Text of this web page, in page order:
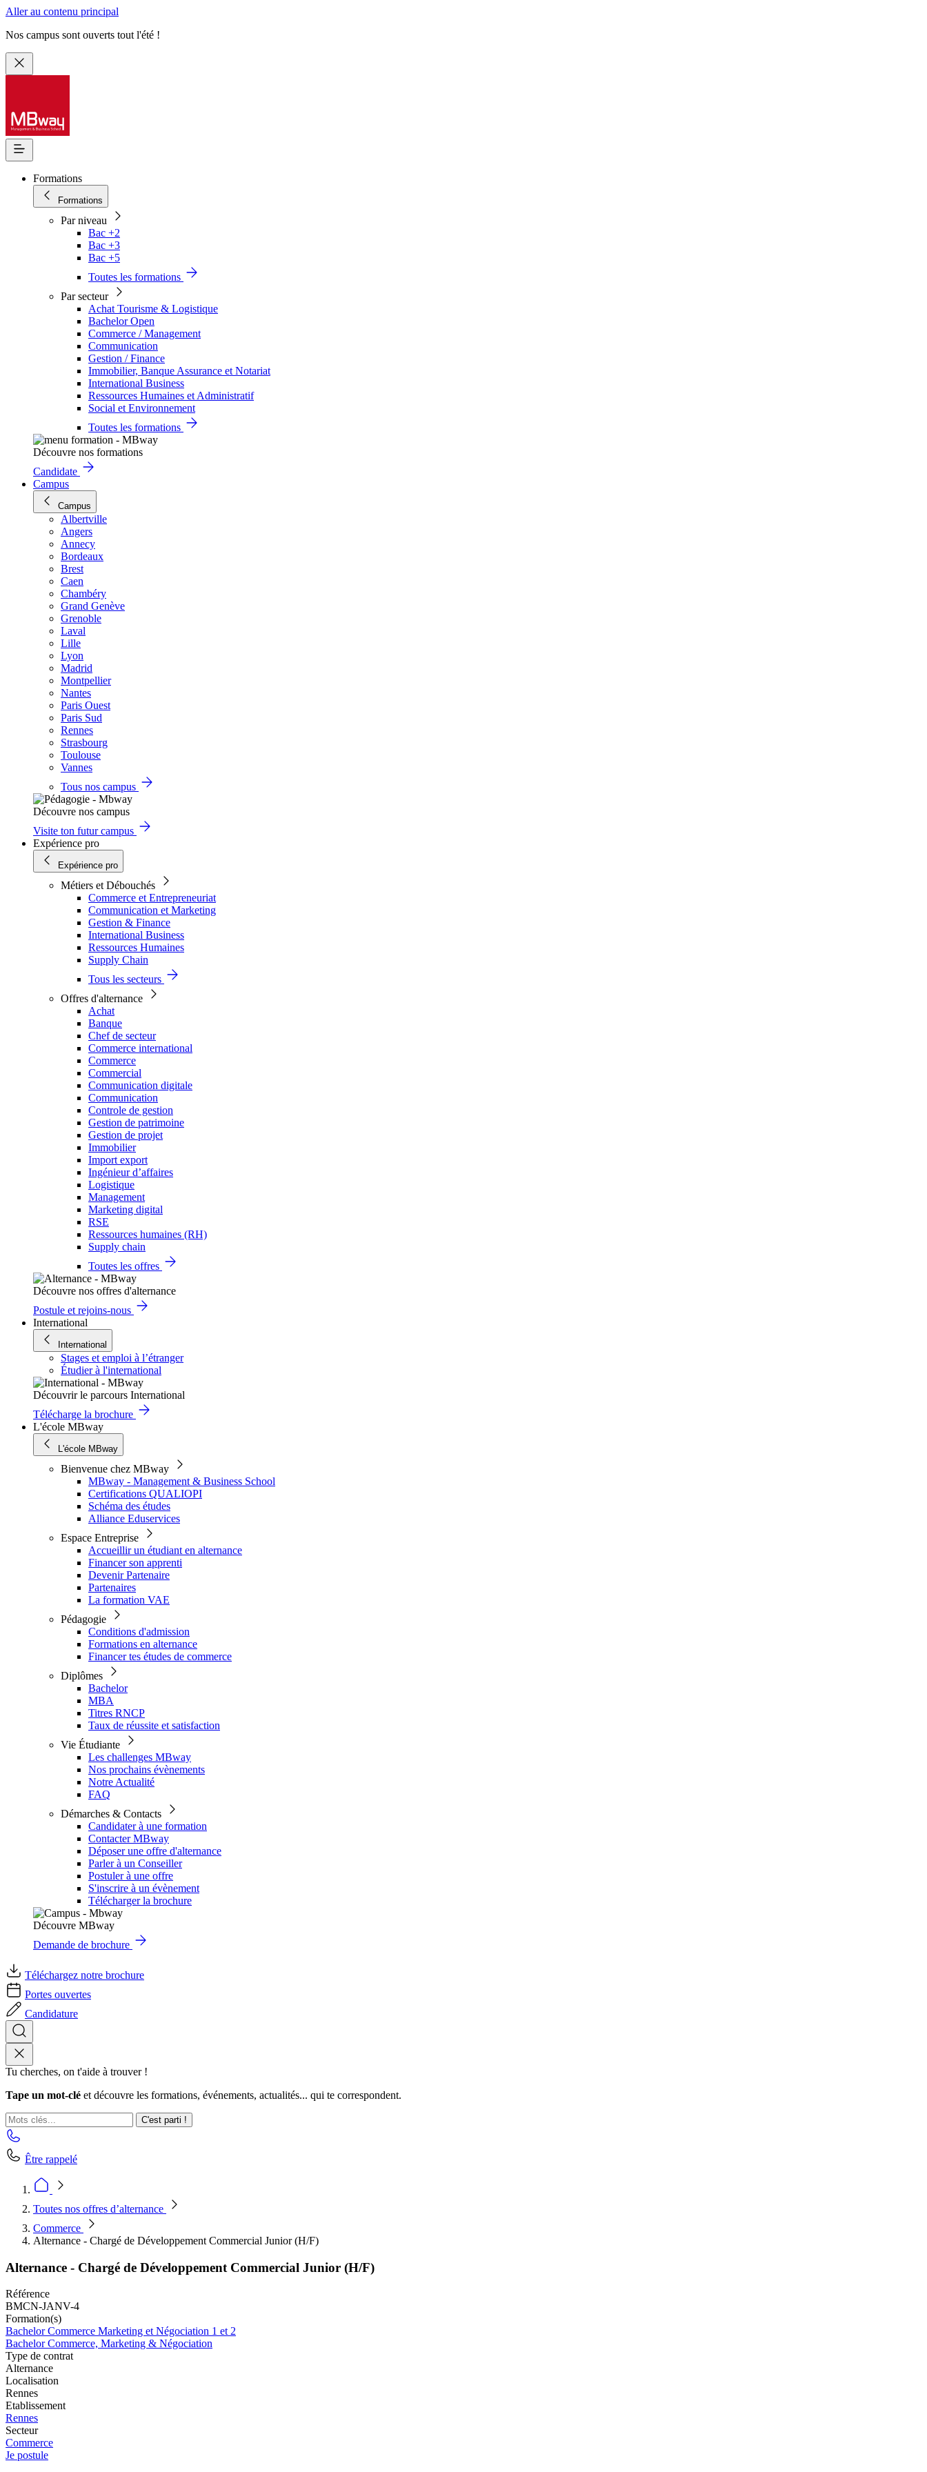
Aller au contenu principal
Nos campus sont ouverts tout l'été !
Formations
Formations
Par niveau
Bac +2
Bac +3
Bac +5
Toutes les formations
Par secteur
Achat Tourisme & Logistique
Bachelor Open
Commerce / Management
Communication
Gestion / Finance
Immobilier, Banque Assurance et Notariat
International Business
Ressources Humaines et Administratif
Social et Environnement
Toutes les formations
Découvre nos formations
Candidate
Campus
Campus
Albertville
Angers
Annecy
Bordeaux
Brest
Caen
Chambéry
Grand Genève
Grenoble
Laval
Lille
Lyon
Madrid
Montpellier
Nantes
Paris Ouest
Paris Sud
Rennes
Strasbourg
Toulouse
Vannes
Tous nos campus
Découvre nos campus
Visite ton futur campus
Expérience pro
Expérience pro
Métiers et Débouchés
Commerce et Entrepreneuriat
Communication et Marketing
Gestion & Finance
International Business
Ressources Humaines
Supply Chain
Tous les secteurs
Offres d'alternance
Achat
Banque
Chef de secteur
Commerce international
Commerce
Commercial
Communication digitale
Communication
Controle de gestion
Gestion de patrimoine
Gestion de projet
Immobilier
Import export
Ingénieur d’affaires
Logistique
Management
Marketing digital
RSE
Ressources humaines (RH)
Supply chain
Toutes les offres
Découvre nos offres d'alternance
Postule et rejoins-nous
International
International
Stages et emploi à l’étranger
Étudier à l'international
Découvrir le parcours International
Télécharge la brochure
L'école MBway
L'école MBway
Bienvenue chez MBway
MBway - Management & Business School
Certifications QUALIOPI
Schéma des études
Alliance Eduservices
Espace Entreprise
Accueillir un étudiant en alternance
Financer son apprenti
Devenir Partenaire
Partenaires
La formation VAE
Pédagogie
Conditions d'admission
Formations en alternance
Financer tes études de commerce
Diplômes
Bachelor
MBA
Titres RNCP
Taux de réussite et satisfaction
Vie Étudiante
Les challenges MBway
Nos prochains évènements
Notre Actualité
FAQ
Démarches & Contacts
Candidater à une formation
Contacter MBway
Déposer une offre d'alternance
Parler à un Conseiller
Postuler à une offre
S'inscrire à un évènement
Télécharger la brochure
Découvre MBway
Demande de brochure
Téléchargez notre brochure
Portes ouvertes
Candidature
Tu cherches, on t'aide à trouver !
Tape un mot-clé et découvre les formations, événements, actualités... qui te correspondent.
C'est parti !
Être rappelé
Toutes nos offres d’alternance
Commerce
Alternance - Chargé de Développement Commercial Junior (H/F)
Alternance - Chargé de Développement Commercial Junior (H/F)
Référence
BMCN-JANV-4
Formation(s)
Bachelor Commerce Marketing et Négociation 1 et 2
Bachelor Commerce, Marketing & Négociation
Type de contrat
Alternance
Localisation
Rennes
Etablissement
Rennes
Secteur
Commerce
Je postule